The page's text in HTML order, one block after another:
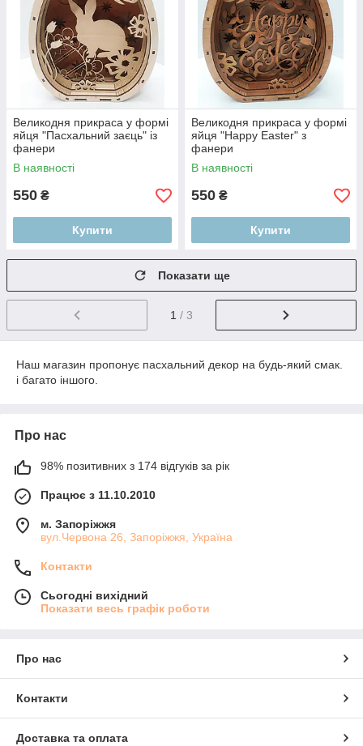
Великодня прикраса у формі
яйця "Пасхальний заєць" із
фанери
В наявності
550 ₴
Купити
Великодня прикраса у формі
яйця "Happy Easter" з
фанери
В наявності
550 ₴
Купити
Показати ще
1 / 3
Наш магазин пропонує пасхальний декор на будь-який смак.
і багато іншого.
Про нас
98% позитивних з 174 відгуків за рік
Працює з 11.10.2010
м. Запоріжжя
вул.Червона 26, Запоріжжя, Україна
Контакти
Сьогодні вихідний
Показати весь графік роботи
Про нас
Контакти
Доставка та оплата